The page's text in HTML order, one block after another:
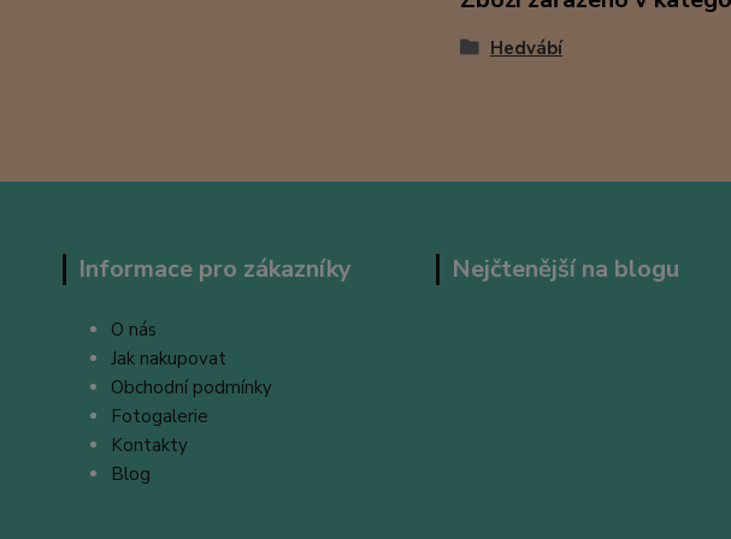
Hedvábí
Informace pro zákazníky
O nás
Jak nakupovat
Obchodní podmínky
Fotogalerie
Kontakty
Blog
Nejčtenější na blogu